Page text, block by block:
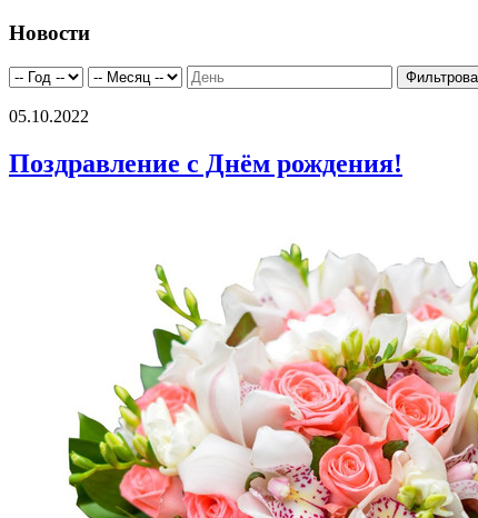
Новости
05.10.2022
Поздравление с Днём рождения!